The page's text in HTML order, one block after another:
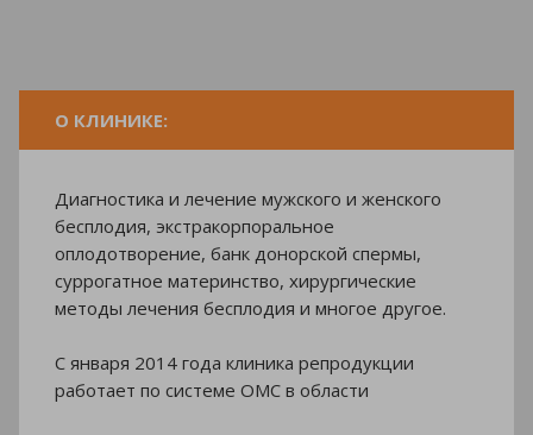
О КЛИНИКЕ:
Диагностика и лечение мужского и женского
бесплодия, экстракорпоральное
оплодотворение, банк донорской спермы,
суррогатное материнство, хирургические
методы лечения бесплодия и многое другое.
С января 2014 года клиника репродукции
работает по системе ОМС в области